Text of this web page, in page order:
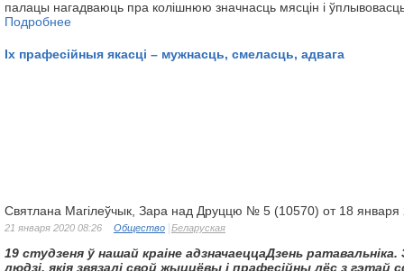
палацы нагадваюць пра колішнюю значнасць мясцін і
Подробнее
Іх прафесійныя якасці – мужнасць, смеласць, адвага
Святлана Магілеўчык, Зара над Друццю № 5 (10570) от 18 января
21 января 2020 08:26 Общество Беларуская
19 студзеня ў нашай краіне адзначаеццаДзень ратавальніка.
людзі, якія звязалі свой жыццёвы і прафесійны лёс з гэтай